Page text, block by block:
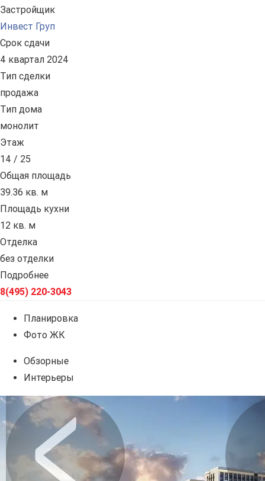
Застройщик
Инвест Груп
Срок сдачи
4 квартал 2024
Тип сделки
продажа
Тип дома
монолит
Этаж
14 / 25
Общая площадь
39.36 кв. м
Площадь кухни
12 кв. м
Отделка
без отделки
Подробнее
8(495) 220-3043
Планировка
Фото ЖК
Обзорные
Интерьеры